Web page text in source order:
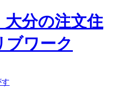
大分の注文住
ブワーク